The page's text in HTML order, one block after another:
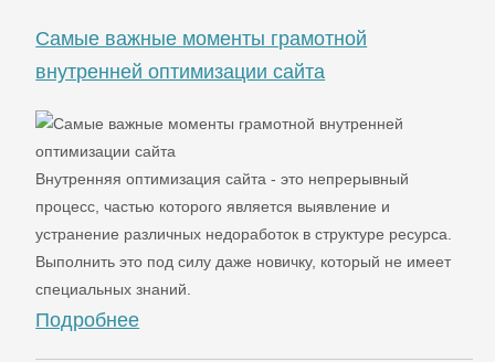
Самые важные моменты грамотной
внутренней оптимизации сайта
Внутренняя оптимизация сайта - это непрерывный
процесс, частью которого является выявление и
устранение различных недоработок в структуре ресурса.
Выполнить это под силу даже новичку, который не имеет
специальных знаний.
Подробнее